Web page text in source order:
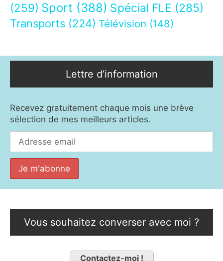
(259) Sport (388) Spécial FLE (285)
Transports (224) Télévision (148)
Lettre d’information
Recevez gratuitement chaque mois une brève
sélection de mes meilleurs articles.
Vous souhaitez converser avec moi ?
Contactez-moi !